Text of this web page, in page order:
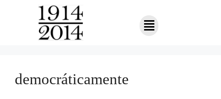
democráticamente